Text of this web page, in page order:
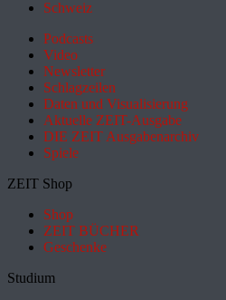
Schweiz
Podcasts
Video
Newsletter
Schlagzeilen
Daten und Visualisierung
Aktuelle ZEIT-Ausgabe
DIE ZEIT Ausgabenarchiv
Spiele
ZEIT Shop
Shop
ZEIT BÜCHER
Geschenke
Studium